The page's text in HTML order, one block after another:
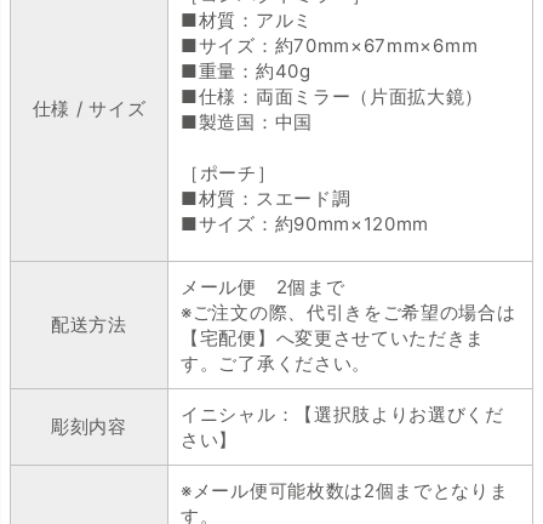
仕様 / サイズ
■材質：アルミ
■サイズ：約70mm×67mm×6mm
■重量：約40g
■仕様：両面ミラー（片面拡大鏡）
■製造国：中国
［ポーチ］
■材質：スエード調
■サイズ：約90mm×120mm
配送方法
メール便 2個まで
※ご注文の際、代引きをご希望の場合は
【宅配便】へ変更させていただきま
す。ご了承ください。
彫刻内容
イニシャル：【選択肢よりお選びくだ
さい】
※メール便可能枚数は2個までとなりま
す。